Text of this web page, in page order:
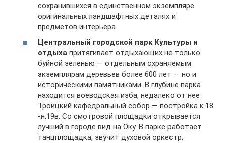
сохранившихся в единственном экземпляре
оригинальных ландшафтных деталях и
предметов интерьера.
Центральный городской парк Культуры и
отдыха притягивает отдыхающих не только
буйной зеленью — отдельным охраняемым
экземплярам деревьев более 600 лет — но и
историческими памятниками. В глубине парка
находится воеводская изба, недалеко от нее
Троицкий кафедральный собор — постройка к.18
-н.19в. Со смотровой площадки открывается
лучший в городе вид на Оку. В парке работает
танцплощадка, звучит духовой оркестр,